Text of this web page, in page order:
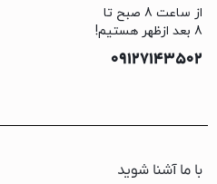
از ساعت 8 صبح تا
8 بعد ازظهر هستیم!
09127143502
با ما آشنا شوید